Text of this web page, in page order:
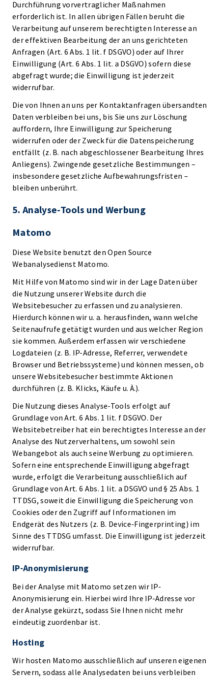
Durchführung vorvertraglicher Maßnahmen
erforderlich ist. In allen übrigen Fällen beruht die
Verarbeitung auf unserem berechtigten Interesse an
der effektiven Bearbeitung der an uns gerichteten
Anfragen (Art. 6 Abs. 1 lit. f DSGVO) oder auf Ihrer
Einwilligung (Art. 6 Abs. 1 lit. a DSGVO) sofern diese
abgefragt wurde; die Einwilligung ist jederzeit
widerrufbar.
Die von Ihnen an uns per Kontaktanfragen übersandten
Daten verbleiben bei uns, bis Sie uns zur Löschung
auffordern, Ihre Einwilligung zur Speicherung
widerrufen oder der Zweck für die Datenspeicherung
entfällt (z. B. nach abgeschlossener Bearbeitung Ihres
Anliegens). Zwingende gesetzliche Bestimmungen –
insbesondere gesetzliche Aufbewahrungsfristen –
bleiben unberührt.
5. Analyse-Tools und Werbung
Matomo
Diese Website benutzt den Open Source
Webanalysedienst Matomo.
Mit Hilfe von Matomo sind wir in der Lage Daten über
die Nutzung unserer Website durch die
Websitebesucher zu erfassen und zu analysieren.
Hierdurch können wir u. a. herausfinden, wann welche
Seitenaufrufe getätigt wurden und aus welcher Region
sie kommen. Außerdem erfassen wir verschiedene
Logdateien (z. B. IP-Adresse, Referrer, verwendete
Browser und Betriebssysteme) und können messen, ob
unsere Websitebesucher bestimmte Aktionen
durchführen (z. B. Klicks, Käufe u. Ä.).
Die Nutzung dieses Analyse-Tools erfolgt auf
Grundlage von Art. 6 Abs. 1 lit. f DSGVO. Der
Websitebetreiber hat ein berechtigtes Interesse an der
Analyse des Nutzerverhaltens, um sowohl sein
Webangebot als auch seine Werbung zu optimieren.
Sofern eine entsprechende Einwilligung abgefragt
wurde, erfolgt die Verarbeitung ausschließlich auf
Grundlage von Art. 6 Abs. 1 lit. a DSGVO und § 25 Abs. 1
TTDSG, soweit die Einwilligung die Speicherung von
Cookies oder den Zugriff auf Informationen im
Endgerät des Nutzers (z. B. Device-Fingerprinting) im
Sinne des TTDSG umfasst. Die Einwilligung ist jederzeit
widerrufbar.
IP-Anonymisierung
Bei der Analyse mit Matomo setzen wir IP-
Anonymisierung ein. Hierbei wird Ihre IP-Adresse vor
der Analyse gekürzt, sodass Sie Ihnen nicht mehr
eindeutig zuordenbar ist.
Hosting
Wir hosten Matomo ausschließlich auf unseren eigenen
Servern, sodass alle Analysedaten bei uns verbleiben